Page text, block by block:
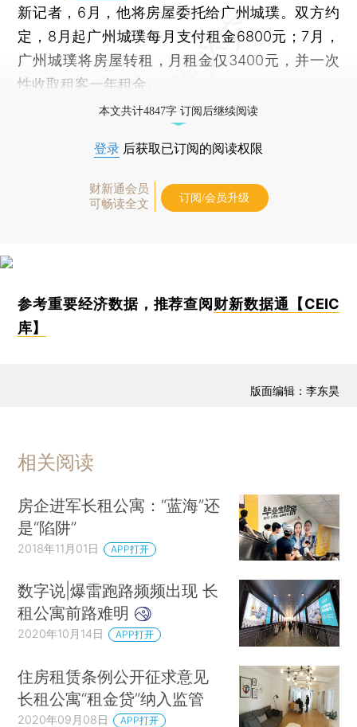
新记者，6月，他将房屋委托给广州城璞。双方约
定，8月起广州城璞每月支付租金6800元；7月，
广州城璞将房屋转租，月租金仅3400元，并一次
性收取租客一年租金。
本文共计4847字 订阅后继续阅读
登录 后获取已订阅的阅读权限
财新通会员
可畅读全文
订阅/会员升级
参考重要经济数据，推荐查阅 财新数据通【CEIC
库】
版面编辑：李东昊
相关阅读
房企进军长租公寓：“蓝海”还
是“陷阱”
2018年11月01日 APP打开
数字说|爆雷跑路频频出现 长
租公寓前路难明
2020年10月14日 APP打开
住房租赁条例公开征求意见
长租公寓“租金贷”纳入监管
2020年09月08日 APP打开